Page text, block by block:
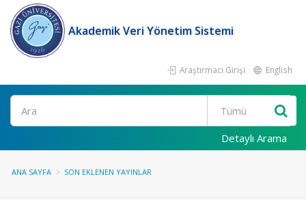
Akademik Veri Yönetim Sistemi
Araştırmacı Girişi English
Ara
Detaylı Arama
ANA SAYFA SON EKLENEN YAYINLAR